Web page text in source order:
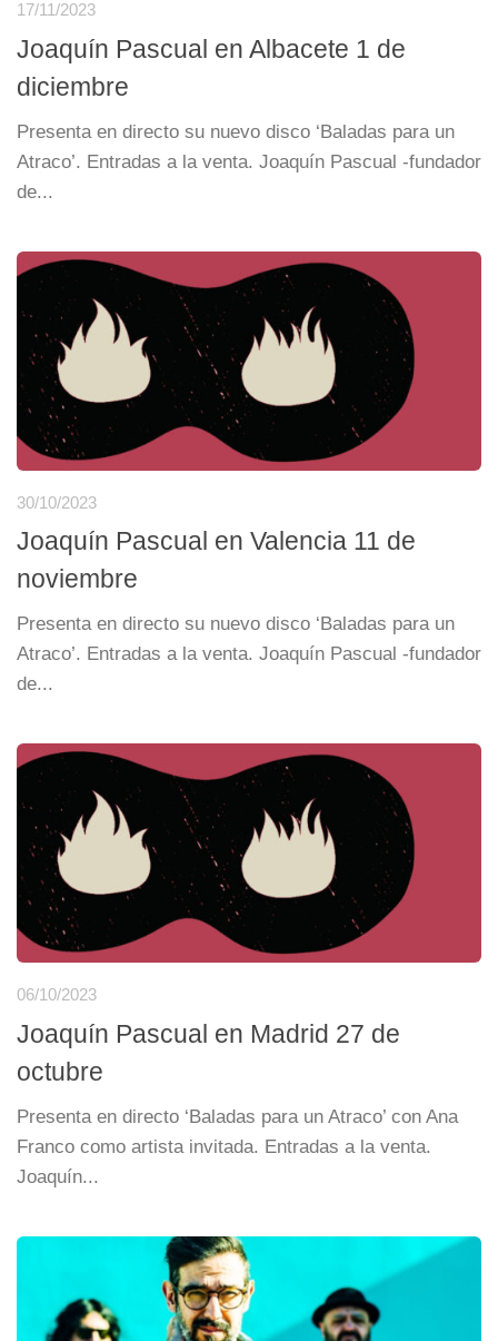
17/11/2023
Joaquín Pascual en Albacete 1 de
diciembre
Presenta en directo su nuevo disco ‘Baladas para un
Atraco’. Entradas a la venta. Joaquín Pascual -fundador
de...
30/10/2023
Joaquín Pascual en Valencia 11 de
noviembre
Presenta en directo su nuevo disco ‘Baladas para un
Atraco’. Entradas a la venta. Joaquín Pascual -fundador
de...
06/10/2023
Joaquín Pascual en Madrid 27 de
octubre
Presenta en directo ‘Baladas para un Atraco’ con Ana
Franco como artista invitada. Entradas a la venta.
Joaquín...